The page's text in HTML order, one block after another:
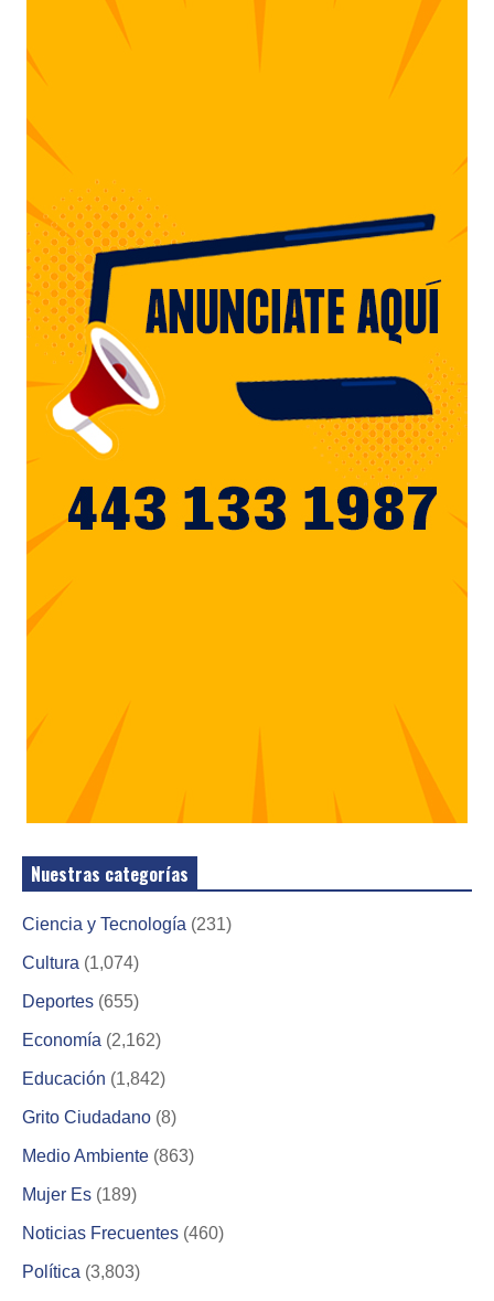
Nuestras categorías
Ciencia y Tecnología (231)
Cultura (1,074)
Deportes (655)
Economía (2,162)
Educación (1,842)
Grito Ciudadano (8)
Medio Ambiente (863)
Mujer Es (189)
Noticias Frecuentes (460)
Política (3,803)